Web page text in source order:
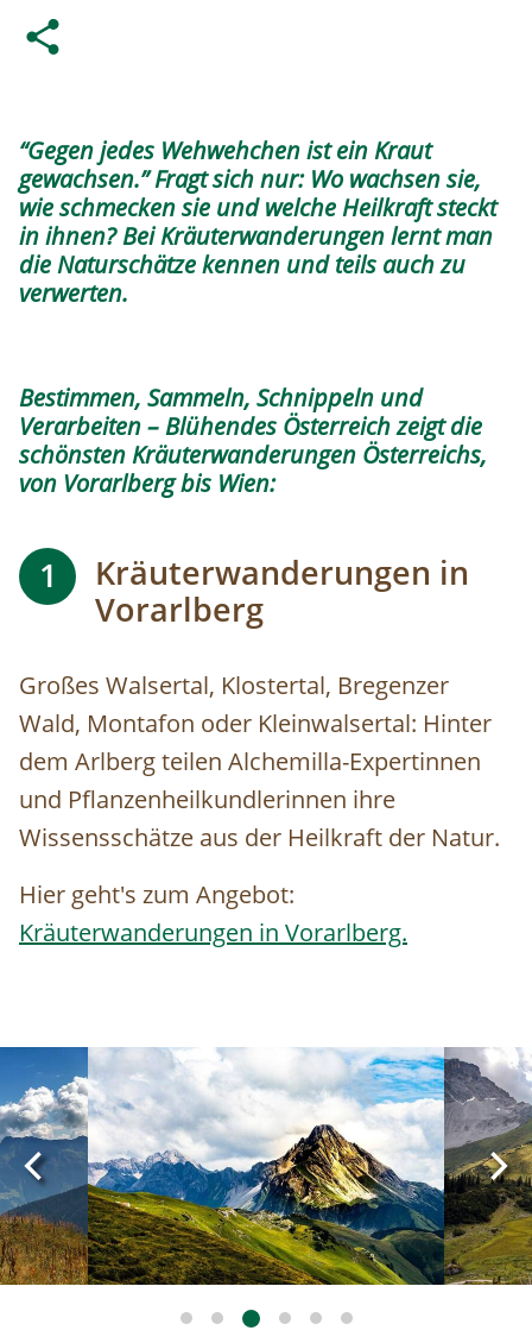
“Gegen jedes Wehwehchen ist ein Kraut
gewachsen.” Fragt sich nur: Wo wachsen sie,
wie schmecken sie und welche Heilkraft steckt
in ihnen? Bei Kräuterwanderungen lernt man
die Naturschätze kennen und teils auch zu
verwerten.
Bestimmen, Sammeln, Schnippeln und
Verarbeiten – Blühendes Österreich zeigt die
schönsten Kräuterwanderungen Österreichs,
von Vorarlberg bis Wien:
1
Kräuterwanderungen in
Vorarlberg
Großes Walsertal, Klostertal, Bregenzer
Wald, Montafon oder Kleinwalsertal: Hinter
dem Arlberg teilen Alchemilla-Expertinnen
und Pflanzenheilkundlerinnen ihre
Wissensschätze aus der Heilkraft der Natur.
Hier geht's zum Angebot:
Kräuterwanderungen in Vorarlberg.
Image Image